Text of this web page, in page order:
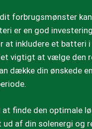
forbrugsmønster
er en god
at inkludere et batteri
vigtigt at vælge den
dække din ønskede
finde den optimale
af din solenergi og